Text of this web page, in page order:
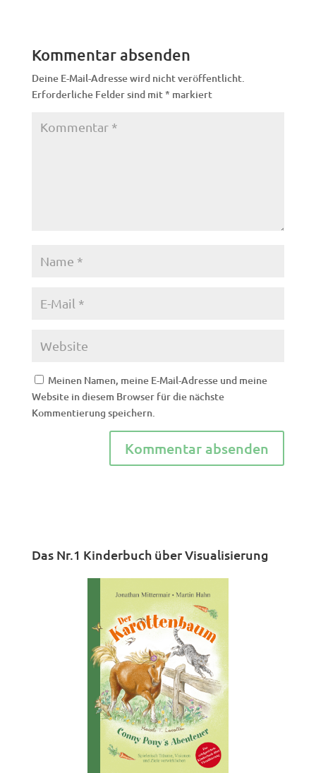
Kommentar absenden
Deine E-Mail-Adresse wird nicht veröffentlicht.
Erforderliche Felder sind mit* markiert
Meinen Namen, meine E-Mail-Adresse und meine
Website in diesem Browser für die nächste
Kommentierung speichern.
Das Nr.1 Kinderbuch über Visualisierung